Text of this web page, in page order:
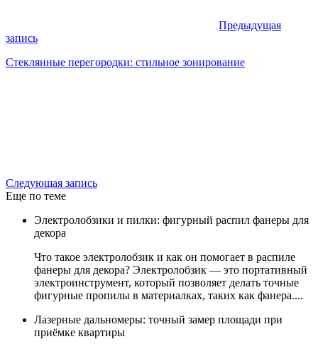
Предыдущая
запись
Стеклянные перегородки: стильное зонирование
Следующая запись
Еще по теме
Электролобзики и пилки: фигурный распил фанеры для
декора
Что такое электролобзик и как он помогает в распиле
фанеры для декора? Электролобзик — это портативный
электроинструмент, который позволяет делать точные
фигурные пропилы в материалках, таких как фанера....
Лазерные дальномеры: точный замер площади при
приёмке квартиры